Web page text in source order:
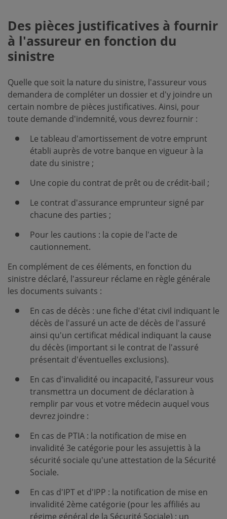
Des pièces justificatives à fournir
à l'assureur en fonction du
sinistre
Quelle que soit la nature du sinistre, l'assureur vous
demandera de compléter un dossier et d'y joindre un
certain nombre de pièces justificatives. Ainsi, pour
toute demande d'indemnité, vous devrez fournir :
Le tableau d'amortissement de votre emprunt
établi auprès de votre banque en vigueur à la
date du sinistre ;
Une copie du contrat de prêt ou de crédit-bail ;
Le contrat d'assurance emprunteur signé par
chacune des parties ;
Pour les cautions : la copie de l'acte de
cautionnement.
En complément de ces éléments, en fonction du
sinistre déclaré, l'assureur réclame en règle générale
les documents suivants :
En cas de décès : une fiche d'état civil indiquant le
décès de l'assuré un acte de décès de l'assuré
ainsi qu'un certificat médical indiquant la cause
du décès (important si le contrat de l'assuré
présentait d'éventuelles exclusions).
En cas d'invalidité ou incapacité, l'assureur vous
transmettra un document de déclaration à
remplir par vous et votre médecin auquel vous
devrez joindre :
En cas de PTIA : la notification de mise en
invalidité 3e catégorie pour les assujettis à la
sécurité sociale qu'une attestation de la Sécurité
Sociale.
En cas d'IPT et d'IPP : la notification de mise en
invalidité 2ème catégorie (pour les affiliés au
régime général de la Sécurité Sociale) ; un